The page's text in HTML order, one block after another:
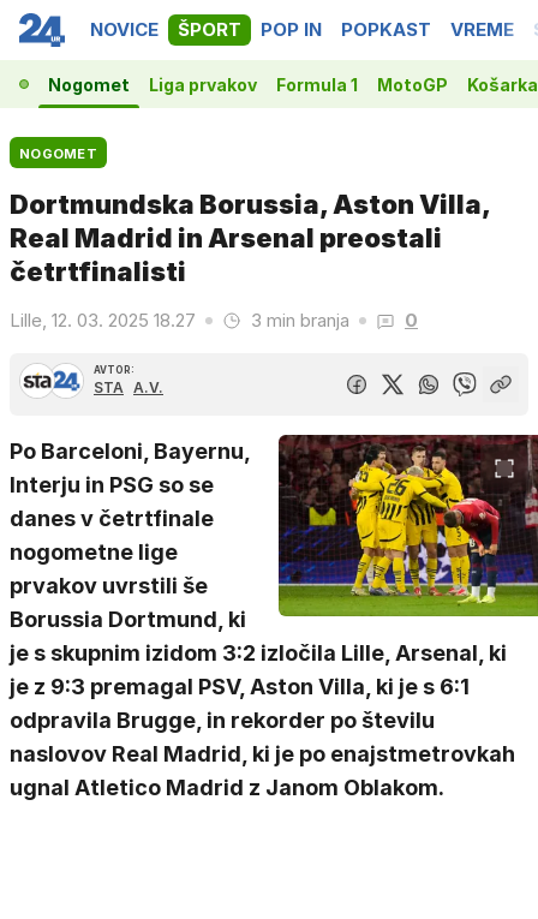
NOVICE ŠPORT POP IN POPKAST VREME
Nogomet Liga prvakov Formula 1 MotoGP Košarka
NOGOMET
Dortmundska Borussia, Aston Villa,
Real Madrid in Arsenal preostali
četrtfinalisti
Lille, 12. 03. 2025 18.27 3 min branja 0
AVTOR:
STA A.V.
Po Barceloni, Bayernu,
Interju in PSG so se
danes v četrtfinale
nogometne lige
prvakov uvrstili še
Borussia Dortmund, ki
je s skupnim izidom 3:2 izločila Lille, Arsenal, ki
je z 9:3 premagal PSV, Aston Villa, ki je s 6:1
odpravila Brugge, in rekorder po številu
naslovov Real Madrid, ki je po enajstmetrovkah
ugnal Atletico Madrid z Janom Oblakom.